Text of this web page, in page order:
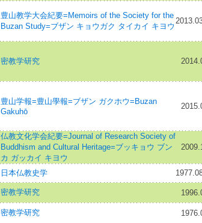
豊山教学大会紀要=Memoirs of the Society for the
Buzan Study=ブザン キョウガク タイカイ キヨウ
密教学研究
豊山学報=豊山學報=ブザン ガクホウ=Buzan
Gakuhō
仏教文化学会紀要=Journal of Research Society of
Buddhism and Cultural Heritage=ブッキョウ ブン
カ ガッカイ キヨウ
日本仏教史学
密教学研究
密教学研究